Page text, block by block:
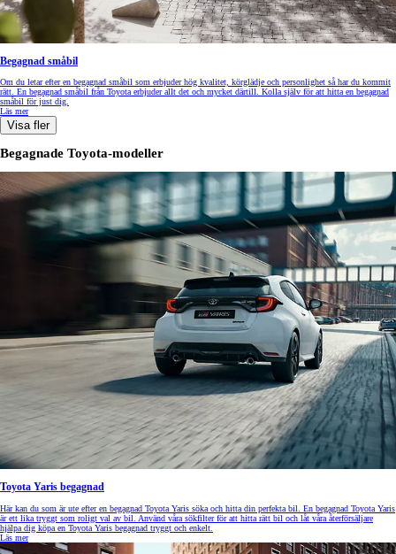
Begagnad småbil
Om du letar efter en begagnad småbil som erbjuder hög kvalitet, körglädje och personlighet så har du kommit
rätt. En begagnad småbil från Toyota erbjuder allt det och mycket därtill. Kolla själv för att hitta en begagnad
småbil för just dig.
Läs mer
Visa fler
Begagnade Toyota-modeller
Toyota Yaris begagnad
Här kan du som är ute efter en begagnad Toyota Yaris söka och hitta din perfekta bil. En begagnad Toyota Yaris
är ett lika tryggt som roligt val av bil. Använd våra sökfilter för att hitta rätt bil och låt våra återförsäljare
hjälpa dig köpa en Toyota Yaris begagnad tryggt och enkelt.
Läs mer